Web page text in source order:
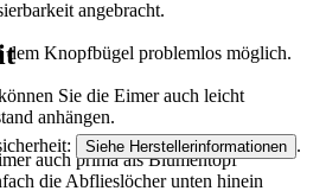
angebracht.
dem Knopfbügel problemlos möglich.
Sie die Eimer auch leicht
anhängen.
auch prima als Blumentopf
die Abflieslöcher unten hinein
Siehe Herstellerinformationen .